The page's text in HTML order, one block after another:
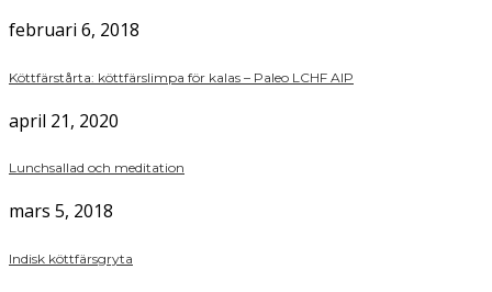
februari 6, 2018
Köttfärstårta: köttfärslimpa för kalas – Paleo LCHF AIP
april 21, 2020
Lunchsallad och meditation
mars 5, 2018
Indisk köttfärsgryta